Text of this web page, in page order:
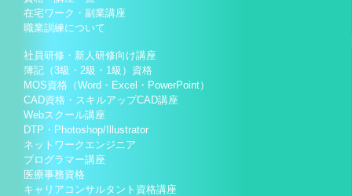
在宅ワーク・副業講座
職業訓練について
社員研修・新人研修向け講座
簿記（3級・2級・1級）資格
MOS資格（Word・Excel・PowerPoint）
CAD資格・スキルアップCAD講座
Webスクール講座
DTP・Photoshop/Illustrator
ネットワークエンジニア
プログラマー講座
医療事務資格
キャリアコンサルタント資格講座